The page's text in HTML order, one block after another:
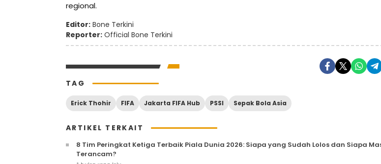
regional.
Editor: Bone Terkini
Reporter: Official Bone Terkini
TAG
Erick Thohir FIFA Jakarta FIFA Hub PSSI Sepak Bola Asia
ARTIKEL TERKAIT
8 Tim Peringkat Ketiga Terbaik Piala Dunia 2026: Siapa yang Sudah Lolos dan Siapa
Terancam?